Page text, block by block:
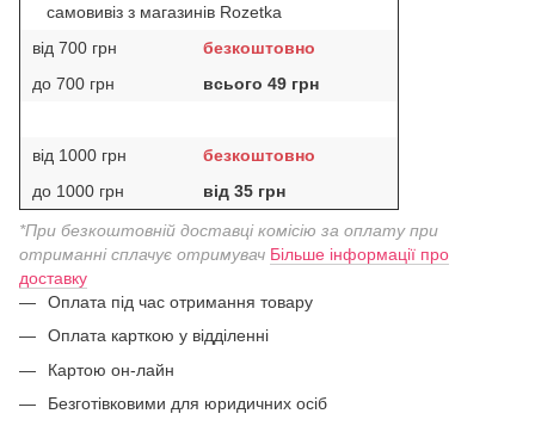
самовивіз з магазинів Rozetka
від 700 грн
безкоштовно
до 700 грн
всього 49 грн
від 1000 грн
безкоштовно
до 1000 грн
від 35 грн
*При безкоштовній доставці комісію за оплату при
отриманні сплачує отримувач Більше інформації про
доставку
Оплата під час отримання товару
Оплата карткою у відділенні
Картою он-лайн
Безготівковими для юридичних осіб